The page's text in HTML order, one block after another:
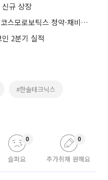
신규 상장
연휴 낀 IPO 시장 ‘숨고르기’…코스모로보틱스 청약·채비 상장 마무리
2분기 실적
#한솔테크닉스
슬퍼요
0
추가취재 원해요
0